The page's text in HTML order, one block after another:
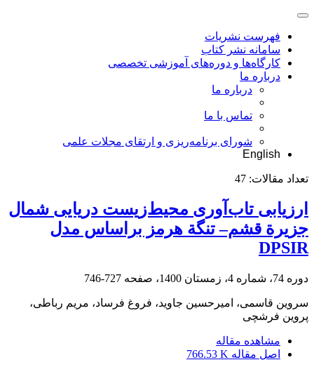
فهرست نشریات
سامانه نشر کتاب
کارگاه‌ها و دوره‌های آموزشی تخصصی
درباره ما
درباره ما
تماس با ما
شورای برنامه‌ریزی و ارتقای مجلات علمی
English
تعداد مقالات: 47
ارزیابی تاب‌آوری محیط‌زیست دریایی شمال
جزیرة قشم– تنگة هرمز براساس مدل
DPSIR
دوره 74، شماره 4، زمستان 1400، صفحه 727-746
سروین قاسمی، امیرحسین جاوید، فروغ فرساد، مریم رباطی،
پروین فرشچی
مشاهده مقاله
اصل مقاله 766.53 K